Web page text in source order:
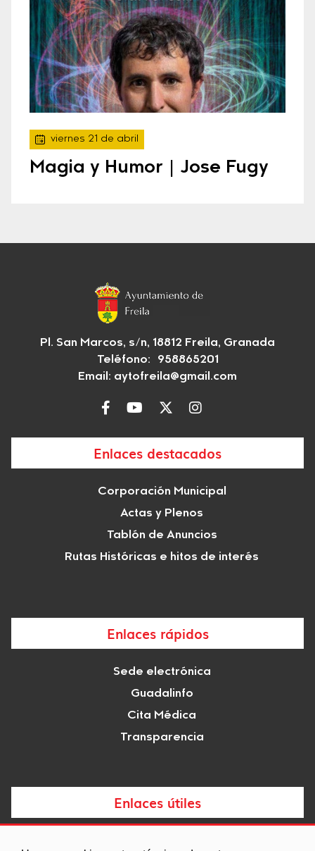
viernes 21 de abril
Magia y Humor | Jose Fugy
Pl. San Marcos, s/n, 18812 Freila, Granada
Teléfono: 958865201
Email: aytofreila@gmail.com
Enlaces destacados
Corporación Municipal
Actas y Plenos
Tablón de Anuncios
Rutas Históricas e hitos de interés
Enlaces rápidos
Sede electrónica
Guadalinfo
Cita Médica
Transparencia
Enlaces útiles